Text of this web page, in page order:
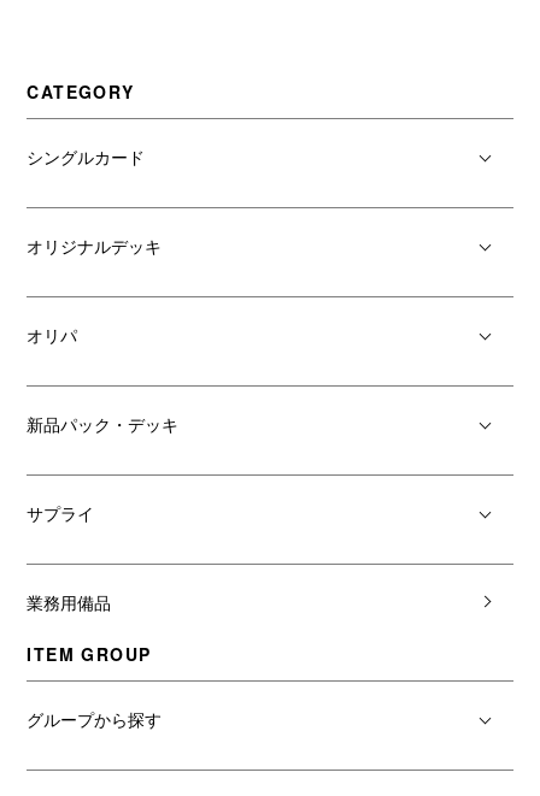
CATEGORY
シングルカード
オリジナルデッキ
オリパ
新品パック・デッキ
サプライ
業務用備品
ITEM GROUP
グループから探す